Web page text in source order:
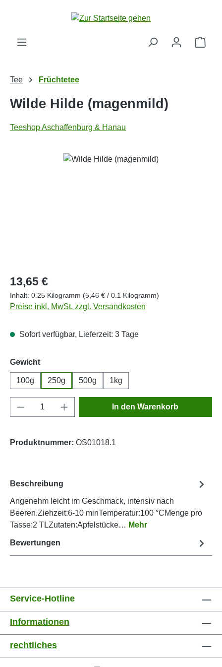
Zum Hauptinhalt springen
Tee Früchtetee
Wilde Hilde (magenmild)
Teeshop Aschaffenburg & Hanau
Bildergalerie überspringen
Regulärer Preis:
13,65 €
Inhalt: 0.25 Kilogramm (5,46 € / 0.1 Kilogramm)
Preise inkl. MwSt. zzgl. Versandkosten
Sofort verfügbar, Lieferzeit: 3 Tage
Gewichtauswählen
100g 250g 500g 1kg
Produkt Anzahl: Gib den gewünschten
In den Warenkorb
Produktnummer: OS01018.1
Beschreibung
Angenehm leicht im Geschmack, intensiv nach
Beeren.Ziehzeit:6-10 minTemperatur:100 °CMenge pro
Tasse:2 TLZutaten:Apfelstücke… Mehr
Bewertungen
Service-Hotline
Informationen
rechtliches